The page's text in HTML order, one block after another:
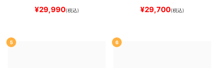
¥29,990(税込)
ートボード スケボー
¥29,700(税込)
5 6